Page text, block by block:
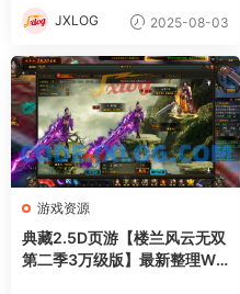
地注册+加解密工具+运维后台
+管理后台+代理后台+CDK授
权后台+安卓苹果双端+详细搭
建教程
JXLOG 2025-08-03
游戏资源
典藏2.5D页游【楼兰风云无双
第二季3万级版】最新整理Wi